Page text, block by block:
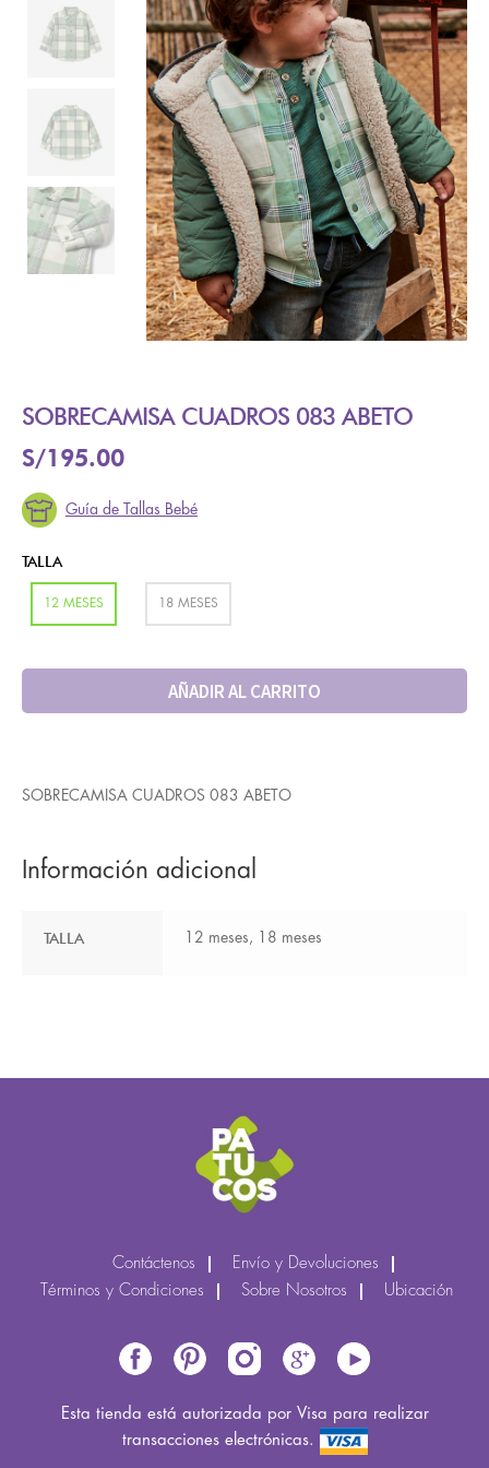
SOBRECAMISA CUADROS 083 ABETO
S/195.00
Guía de Tallas Bebé
TALLA
12 MESES 18 MESES
AÑADIR AL CARRITO
SOBRECAMISA CUADROS 083 ABETO
Información adicional
TALLA 12 meses, 18 meses
Contáctenos
Envío y Devoluciones
Términos y Condiciones
Sobre Nosotros Ubicación
Esta tienda está autorizada por Visa para realizar
transacciones electrónicas.